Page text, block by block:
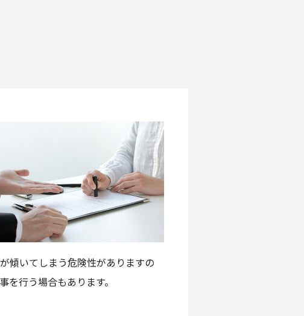
傾いてしまう危険性がありますの
行う場合もあります。